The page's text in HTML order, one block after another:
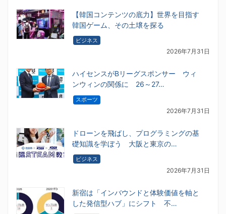
【韓国コンテンツの底力】世界を目指す
韓国ゲーム、その土壌を探る
ビジネス
2026年7月31日
ハイセンスがBリーグスポンサー ウィ
ンウィンの関係に 26～27…
スポーツ
2026年7月31日
ドローンを飛ばし、プログラミングの基
礎知識を学ぼう 大阪と東京の…
ビジネス
2026年7月31日
新宿は「インバウンドと体験価値を軸と
した発信型ハブ」にシフト 不…